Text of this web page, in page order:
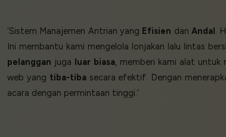
‘Sistem Manajemen Antrian yang Efisien dan Andal.
Ini membantu kami mengelola lonjakan lalu lintas
pelanggan juga luar biasa, memberi kami alat untuk
web yang tiba-tibasecara efektif. Dengan
acara dengan permintaan tinggi.’